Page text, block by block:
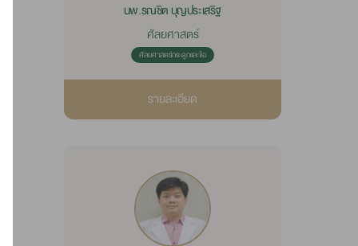
นพ.รณชิต บุญประเสริฐ
ศัลยศาสตร์
ศัลยศาสตร์กระดูกและข้อ
รายละเอียด